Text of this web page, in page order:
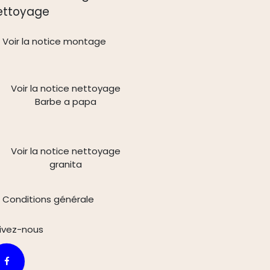
Voir la notice montage
Voir la notice nettoyage
Barbe a papa
Voir la notice nettoyage
granita
Conditions générale
nous